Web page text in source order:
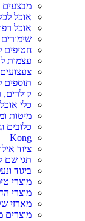
מבצעים
אוכל
אוכל
חטיפים
עצמות
תוספים
קולרים,
כלי
מיטות
כלובים
Kong
ציוד
תגי שם
ביגוד
מוצרי
מוצרי
מארזי
מוצרים